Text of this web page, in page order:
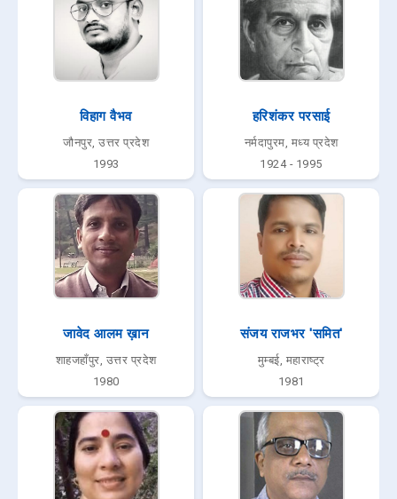
विहाग वैभव
जौनपुर, उत्तर प्रदेश
1993
हरिशंकर परसाई
नर्मदापुरम, मध्य प्रदेश
1924 - 1995
जावेद आलम ख़ान
शाहजहाँपुर, उत्तर प्रदेश
1980
संजय राजभर 'समित'
मुम्बई, महाराष्ट्र
1981